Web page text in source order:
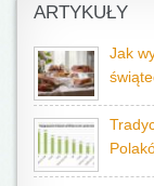
ARTYKUŁY
Jak